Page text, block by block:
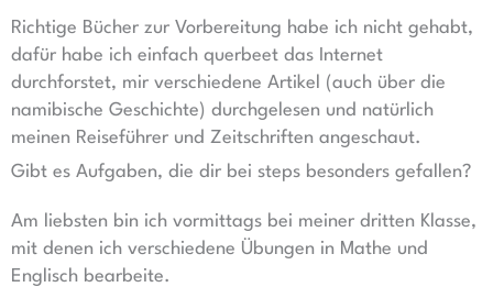
Richtige Bücher zur Vorbereitung habe ich nicht gehabt,
dafür habe ich einfach querbeet das Internet
durchforstet, mir verschiedene Artikel (auch über die
namibische Geschichte) durchgelesen und natürlich
meinen Reiseführer und Zeitschriften angeschaut.
Gibt es Aufgaben, die dir bei steps besonders gefallen?
Am liebsten bin ich vormittags bei meiner dritten Klasse,
mit denen ich verschiedene Übungen in Mathe und
Englisch bearbeite.